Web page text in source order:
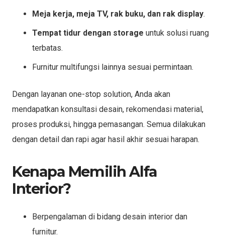
Meja kerja, meja TV, rak buku, dan rak display.
Tempat tidur dengan storage untuk solusi ruang
terbatas.
Furnitur multifungsi lainnya sesuai permintaan.
Dengan layanan one-stop solution, Anda akan
mendapatkan konsultasi desain, rekomendasi material,
proses produksi, hingga pemasangan. Semua dilakukan
dengan detail dan rapi agar hasil akhir sesuai harapan.
Kenapa Memilih Alfa
Interior?
Berpengalaman di bidang desain interior dan
furnitur.